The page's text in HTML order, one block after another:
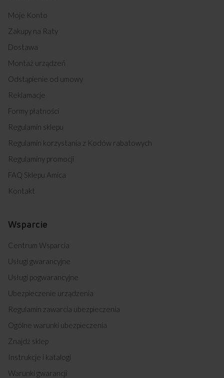
Moje Konto
Zakupy na Raty
Dostawa
Montaż urządzeń
Odstąpienie od umowy
Reklamacje
Formy płatności
Regulamin sklepu
Regulamin korzystania z Kodów rabatowych
Regulaminy promocji
FAQ Sklepu Amica
Kontakt
Wsparcie
Centrum Wsparcia
Usługi gwarancyjne
Usługi pogwarancyjne
Ubezpieczenie urządzenia
Regulamin zawarcia ubezpieczenia
Ogólne warunki ubezpieczenia
Znajdź sklep
Instrukcje i katalogi
Warunki gwarancji